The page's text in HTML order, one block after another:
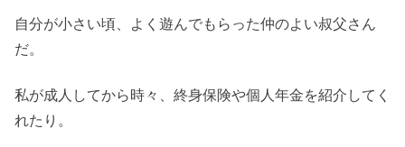
自分が小さい頃、よく遊んでもらった仲のよい叔父さん
だ。
私が成人してから時々、終身保険や個人年金を紹介してく
れたり。